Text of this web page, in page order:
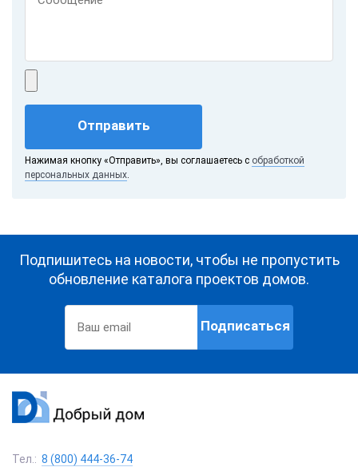
Отправить
Нажимая кнопку «Отправить», вы соглашаетесь с обработкой
персональных данных
Подпишитесь на новости, чтобы не пропустить
обновление каталога проектов домов.
Подписаться
Тел.: 8 (800) 444-36-74